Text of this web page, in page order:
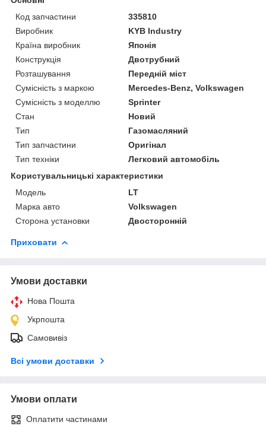
Код запчастини
335810
Виробник
KYB Industry
Країна виробник
Японія
Конструкція
Двотрубний
Розташування
Передній міст
Сумісність з маркою
Mercedes-Benz, Volkswagen
Сумісність з моделлю
Sprinter
Стан
Новий
Тип
Газомасляний
Тип запчастини
Оригінал
Тип техніки
Легковий автомобіль
Користувальницькі характеристики
Мoдель
LT
Марка авто
Volkswagen
Сторона установки
Двосторонній
Приховати
Умови доставки
Нова Пошта
Укрпошта
Самовивіз
Всі умови доставки
Умови оплати
Оплатити частинами